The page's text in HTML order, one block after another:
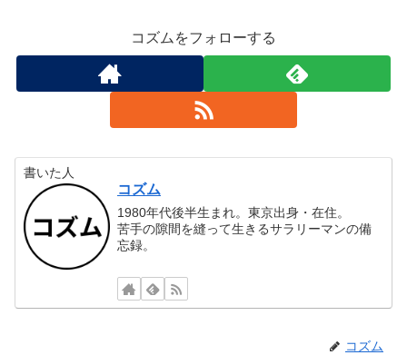
コズムをフォローする
書いた人
コズム
1980年代後半生まれ。東京出身・在住。
苦手の隙間を縫って生きるサラリーマンの備
忘録。
コズム